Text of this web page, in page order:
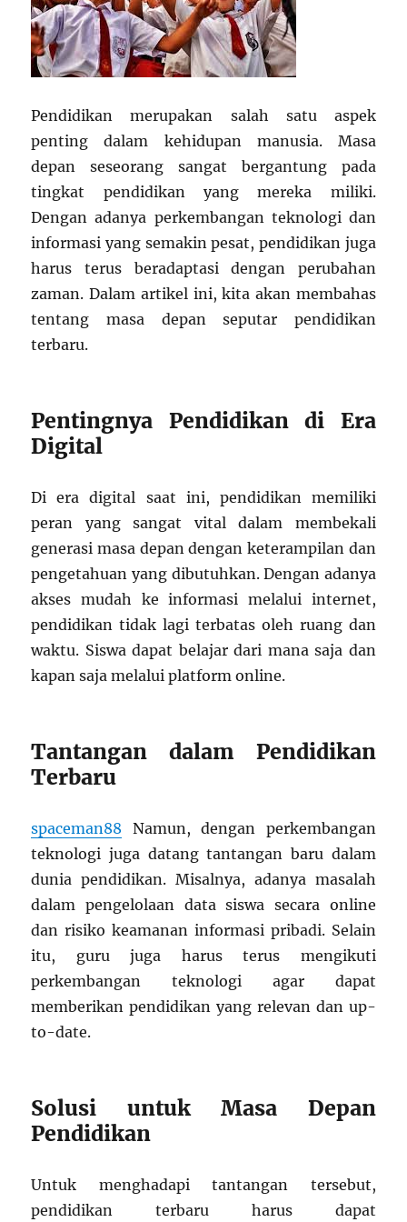
Pendidikan merupakan salah satu aspek
penting dalam kehidupan manusia. Masa
depan seseorang sangat bergantung pada
tingkat pendidikan yang mereka miliki.
Dengan adanya perkembangan teknologi dan
informasi yang semakin pesat, pendidikan juga
harus terus beradaptasi dengan perubahan
zaman. Dalam artikel ini, kita akan membahas
tentang masa depan seputar pendidikan
terbaru.
Pentingnya Pendidikan di Era
Digital
Di era digital saat ini, pendidikan memiliki
peran yang sangat vital dalam membekali
generasi masa depan dengan keterampilan dan
pengetahuan yang dibutuhkan. Dengan adanya
akses mudah ke informasi melalui internet,
pendidikan tidak lagi terbatas oleh ruang dan
waktu. Siswa dapat belajar dari mana saja dan
kapan saja melalui platform online.
Tantangan dalam Pendidikan
Terbaru
spaceman88 Namun, dengan perkembangan
teknologi juga datang tantangan baru dalam
dunia pendidikan. Misalnya, adanya masalah
dalam pengelolaan data siswa secara online
dan risiko keamanan informasi pribadi. Selain
itu, guru juga harus terus mengikuti
perkembangan teknologi agar dapat
memberikan pendidikan yang relevan dan up-
to-date.
Solusi untuk Masa Depan
Pendidikan
Untuk menghadapi tantangan tersebut,
pendidikan terbaru harus dapat